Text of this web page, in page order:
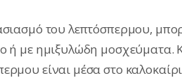
του λεπτόσπερμου,
ή με ημιξυλώδη μοσχεύματα.
είναι μέσα στο